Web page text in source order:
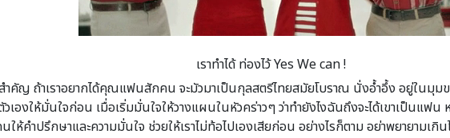
เราทำได้ ท่องไว้ Yes We can !
คัญ ถ้าเราอยากได้คุณแฟนสักคน จะมัวมาเป็นกุลสตรีไทยสมัยโบราณ นั่งอ้ำอึ้ง อยู่ในมุมข
เองให้มั่นใจก่อน เมื่อเริ่มมั่นใจให้วางแผนในหัวคร่าวๆ ว่าทำยังไงฉันถึงจะได้เขาเป็นแฟ
คำปรึกษาและความมั่นใจ ช่วยให้เราไม่ท้อไปเองเสียก่อน อย่างไรก็ตาม อย่าพยายามเกิ